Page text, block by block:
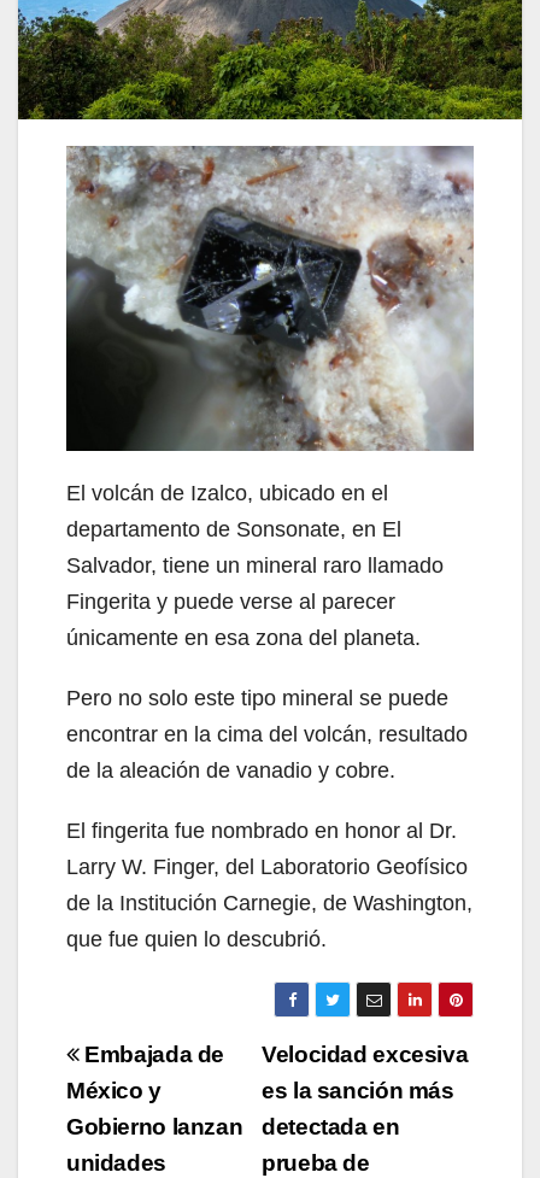
El volcán de Izalco, ubicado en el
departamento de Sonsonate, en El
Salvador, tiene un mineral raro llamado
Fingerita y puede verse al parecer
únicamente en esa zona del planeta.
Pero no solo este tipo mineral se puede
encontrar en la cima del volcán, resultado
de la aleación de vanadio y cobre.
El fingerita fue nombrado en honor al Dr.
Larry W. Finger, del Laboratorio Geofísico
de la Institución Carnegie, de Washington,
que fue quien lo descubrió.
Navegación
de
entradas
Velocidad excesiva
es la sanción más
detectada en
prueba de
Embajada de
México y
Gobierno lanzan
unidades